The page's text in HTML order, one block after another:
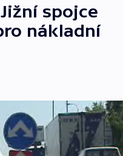
spojce
nákladní